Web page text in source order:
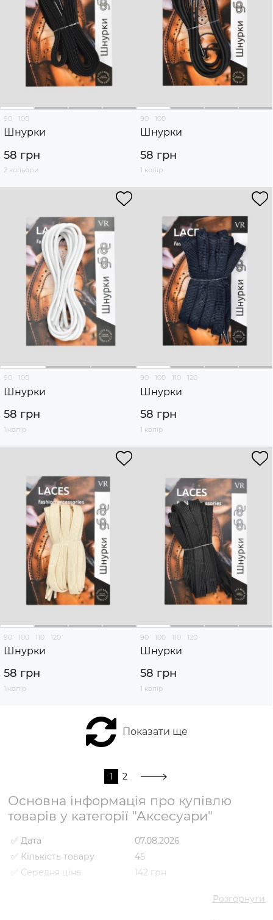
90 100
Шнурки
58 грн
2 кольори
90 100
Шнурки
58 грн
1 колір
90 100
Шнурки
58 грн
1 колір
90 100 110 120
Шнурки
58 грн
1 колір
90 100 110 120
Шнурки
58 грн
1 колір
90 100 110 120
Шнурки
58 грн
1 колір
Показати ще
1 2
Основна інформація про купівлю
товарів у категорії "Аксесуари"
✅ Дата
07.08.2026
✅ Кількість товару
45
✅ Середня ціна
142 грн
Розгорнути